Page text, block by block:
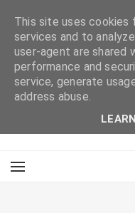
This site uses cookies
services and to
user-agent are shared
performance and
service, generate
address abuse.